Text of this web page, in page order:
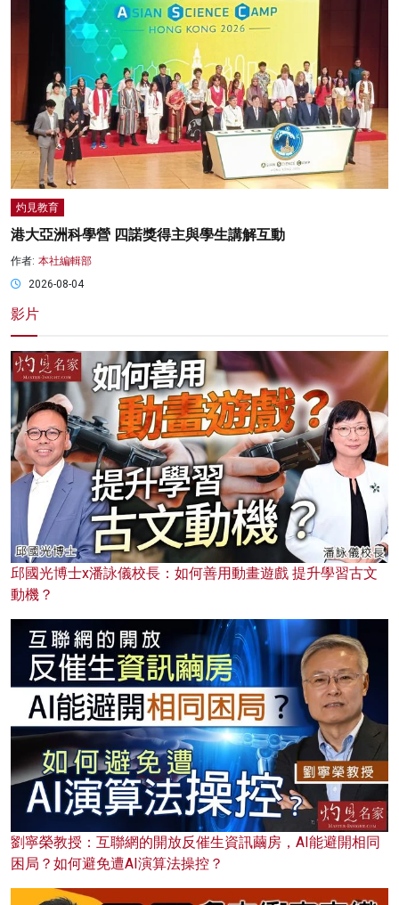
灼見教育
港大亞洲科學營 四諾獎得主與學生講解互動
作者: 本社編輯部
2026-08-04
影片
邱國光博士x潘詠儀校長：如何善用動畫遊戲 提升學習古文
動機？
劉寧榮教授：互聯網的開放反催生資訊繭房，AI能避開相同
困局？如何避免遭AI演算法操控？